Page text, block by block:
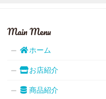
Main Menu
ホーム
お店紹介
商品紹介